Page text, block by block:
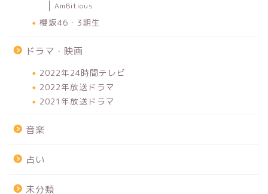
AmBitious
櫻坂46・3期生
ドラマ・映画
2022年24時間テレビ
2022年放送ドラマ
2021年放送ドラマ
音楽
占い
未分類